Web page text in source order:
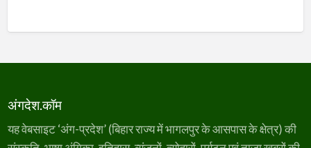
अंगदेश.कॉम
यह वेबसाइट ‘अंग-प्रदेश’ (बिहार राज्य में भागलपुर के आसपास के क्षेत्र) की